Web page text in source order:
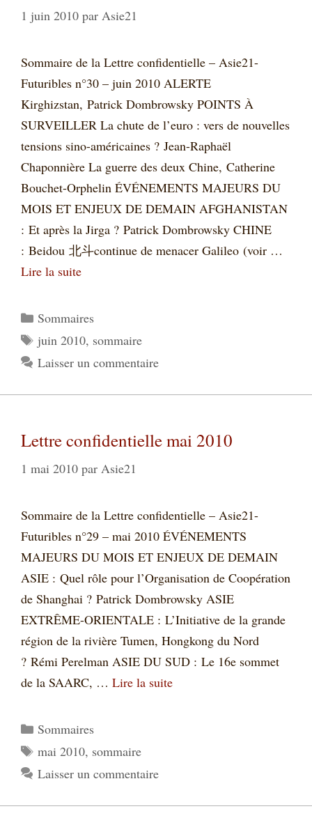
1 juin 2010 par Asie21
Sommaire de la Lettre confidentielle – Asie21-
Futuribles n°30 – juin 2010 ALERTE
Kirghizstan, Patrick Dombrowsky POINTS À
SURVEILLER La chute de l’euro : vers de nouvelles
tensions sino-américaines ? Jean-Raphaël
Chaponnière La guerre des deux Chine, Catherine
Bouchet-Orphelin ÉVÉNEMENTS MAJEURS DU
MOIS ET ENJEUX DE DEMAIN AFGHANISTAN
: Et après la Jirga ? Patrick Dombrowsky CHINE
: Beidou 北斗continue de menacer Galileo (voir …
Lire la suite
Catégories
Sommaires
Étiquettes
juin 2010, sommaire
Laisser un commentaire
Lettre confidentielle mai 2010
1 mai 2010 par Asie21
Sommaire de la Lettre confidentielle – Asie21-
Futuribles n°29 – mai 2010 ÉVÉNEMENTS
MAJEURS DU MOIS ET ENJEUX DE DEMAIN
ASIE : Quel rôle pour l’Organisation de Coopération
de Shanghai ? Patrick Dombrowsky ASIE
EXTRÊME-ORIENTALE : L’Initiative de la grande
région de la rivière Tumen, Hongkong du Nord
? Rémi Perelman ASIE DU SUD : Le 16e sommet
de la SAARC, … Lire la suite
Catégories
Sommaires
Étiquettes
mai 2010, sommaire
Laisser un commentaire